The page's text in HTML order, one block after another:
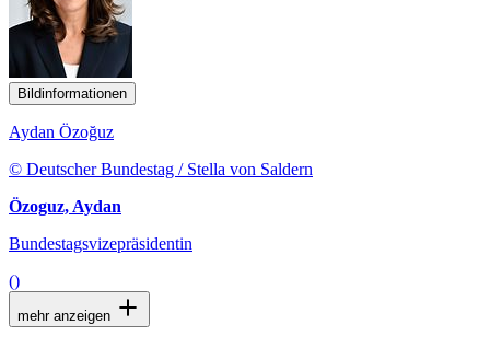
Bildinformationen
Aydan Özoğuz
© Deutscher Bundestag / Stella von Saldern
Özoguz, Aydan
Bundestagsvizepräsidentin
()
mehr anzeigen